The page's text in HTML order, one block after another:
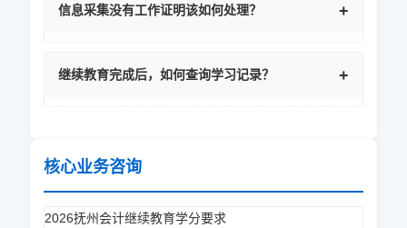
信息采集没有工作证明该如何处理？
继续教育完成后，如何查询学习记录？
核心业务咨询
2026抚州会计继续教育学分要求